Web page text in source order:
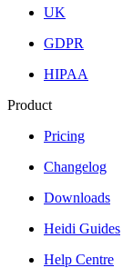
UK
GDPR
HIPAA
Product
Pricing
Changelog
Downloads
Heidi Guides
Help Centre